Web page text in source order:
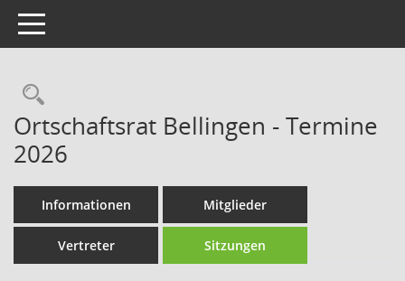
Toggle navigation
Rechercheauswahl
Ortschaftsrat Bellingen - Termine
2026
Informationen Mitglieder
Vertreter Sitzungen